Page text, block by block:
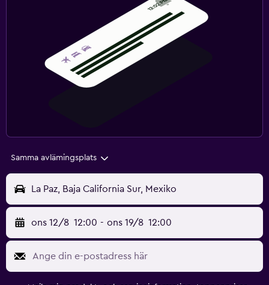
Samma avlämingsplats
La Paz, Baja California Sur, Mexiko
ons 12/8 12:00 - ons 19/8 12:00